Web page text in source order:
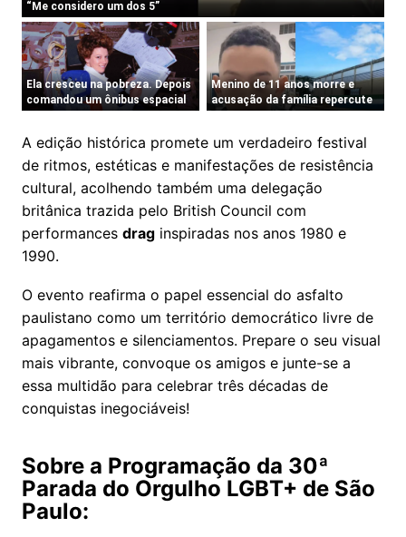
A edição histórica promete um verdadeiro festival
de ritmos, estéticas e manifestações de resistência
cultural, acolhendo também uma delegação
britânica trazida pelo British Council com
performances drag inspiradas nos anos 1980 e
1990.
O evento reafirma o papel essencial do asfalto
paulistano como um território democrático livre de
apagamentos e silenciamentos. Prepare o seu visual
mais vibrante, convoque os amigos e junte-se a
essa multidão para celebrar três décadas de
conquistas inegociáveis!
Sobre a Programação da 30ª
Parada do Orgulho LGBT+ de São
Paulo: